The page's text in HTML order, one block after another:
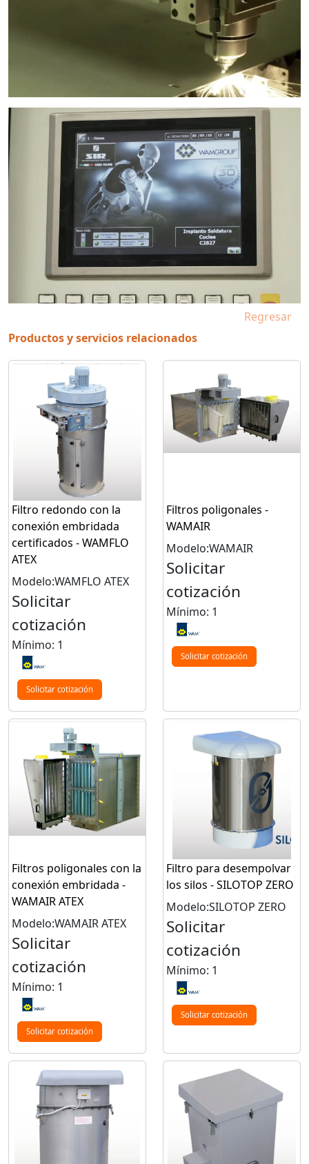
Regresar
Productos y servicios relacionados
Filtro redondo con la
conexión embridada
certificados - WAMFLO
ATEX
Modelo:WAMFLO ATEX
Solicitar
cotización
Mínimo: 1
Solicitar cotización
Filtros poligonales -
WAMAIR
Modelo:WAMAIR
Solicitar
cotización
Mínimo: 1
Solicitar cotización
Filtros poligonales con la
conexión embridada -
WAMAIR ATEX
Modelo:WAMAIR ATEX
Solicitar
cotización
Mínimo: 1
Solicitar cotización
Filtro para desempolvar
los silos - SILOTOP ZERO
Modelo:SILOTOP ZERO
Solicitar
cotización
Mínimo: 1
Solicitar cotización